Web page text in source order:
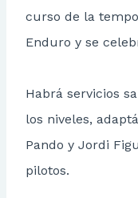
curso de la
Enduro y se
Habrá servicios
los niveles,
Pando y Jordi
pilotos.